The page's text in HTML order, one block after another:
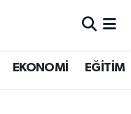
EKONOMİ EĞİTİM